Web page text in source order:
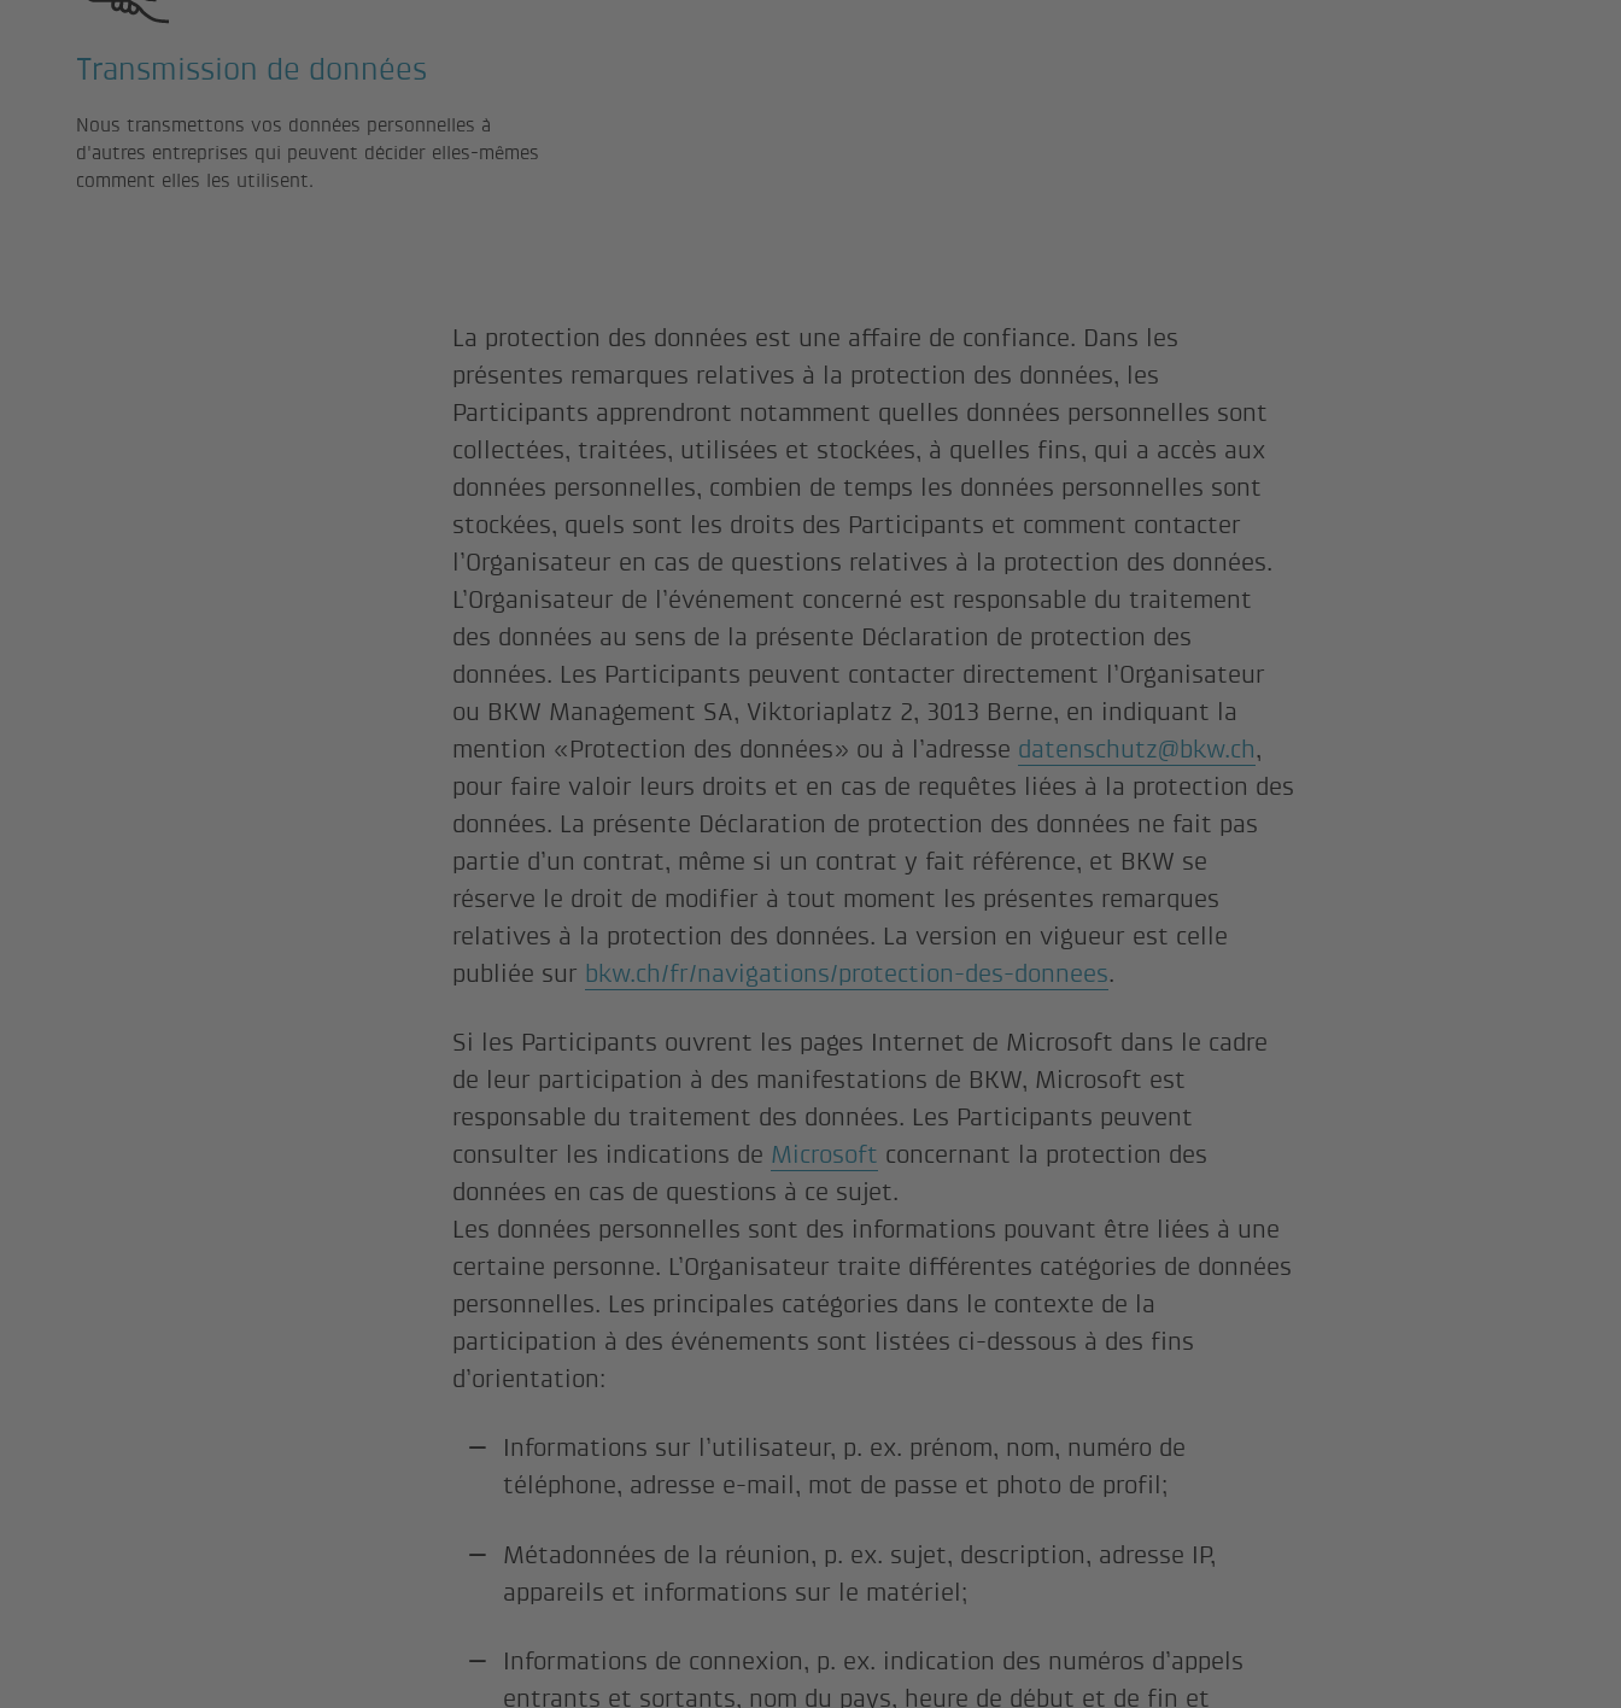
Transmission de données
Nous transmettons vos données personnelles à
d'autres entreprises qui peuvent décider elles-mêmes
comment elles les utilisent.
La protection des données est une affaire de confiance. Dans les
présentes remarques relatives à la protection des données, les
Participants apprendront notamment quelles données personnelles sont
collectées, traitées, utilisées et stockées, à quelles fins, qui a accès aux
données personnelles, combien de temps les données personnelles sont
stockées, quels sont les droits des Participants et comment contacter
l’Organisateur en cas de questions relatives à la protection des données.
L’Organisateur de l’événement concerné est responsable du traitement
des données au sens de la présente Déclaration de protection des
données. Les Participants peuvent contacter directement l’Organisateur
ou BKW Management SA, Viktoriaplatz 2, 3013 Berne, en indiquant la
mention «Protection des données» ou à l’adresse datenschutz@bkw.ch,
pour faire valoir leurs droits et en cas de requêtes liées à la protection des
données. La présente Déclaration de protection des données ne fait pas
partie d’un contrat, même si un contrat y fait référence, et BKW se
réserve le droit de modifier à tout moment les présentes remarques
relatives à la protection des données. La version en vigueur est celle
publiée sur bkw.ch/fr/navigations/protection-des-donnees.
Si les Participants ouvrent les pages Internet de Microsoft dans le cadre
de leur participation à des manifestations de BKW, Microsoft est
responsable du traitement des données. Les Participants peuvent
consulter les indications de Microsoft concernant la protection des
données en cas de questions à ce sujet.
Les données personnelles sont des informations pouvant être liées à une
certaine personne. L’Organisateur traite différentes catégories de données
personnelles. Les principales catégories dans le contexte de la
participation à des événements sont listées ci-dessous à des fins
d’orientation:
Informations sur l’utilisateur, p. ex. prénom, nom, numéro de
téléphone, adresse e-mail, mot de passe et photo de profil;
Métadonnées de la réunion, p. ex. sujet, description, adresse IP,
appareils et informations sur le matériel;
Informations de connexion, p. ex. indication des numéros d’appels
entrants et sortants, nom du pays, heure de début et de fin et